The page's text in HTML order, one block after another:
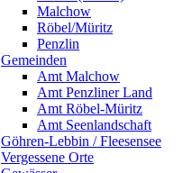
Malchow
Röbel/Müritz
Penzlin
Gemeinden
Amt Malchow
Amt Penzliner Land
Amt Röbel-Müritz
Amt Seenlandschaft
Göhren-Lebbin / Fleesensee
Vergessene Orte